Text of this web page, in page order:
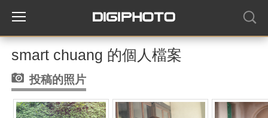
smart chuang 的個人檔案
投稿的照片